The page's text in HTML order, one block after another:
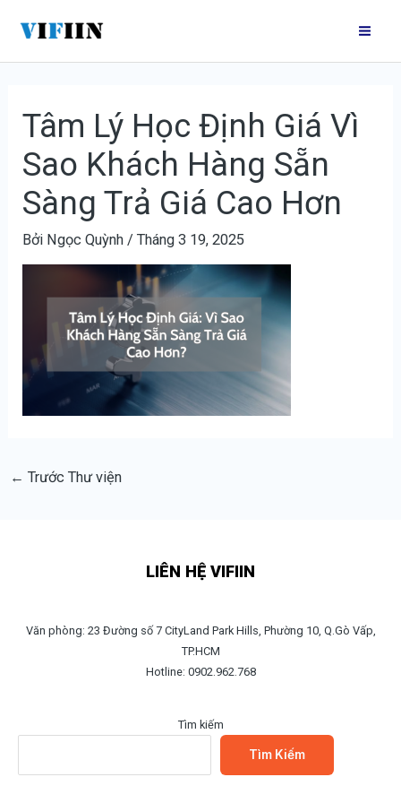
nội
Tâm Lý Học Định Giá Vì
Sao Khách Hàng Sẵn
Sàng Trả Giá Cao Hơn
Bởi Ngọc Quỳnh /Tháng 3 19, 2025
hướng
bài
← Trước Thư viện
LIÊN HỆ VIFIIN
Văn phòng: 23 Đường số 7 CityLand Park Hills, Phường 10, Q.Gò Vấp,
TP.HCM
Hotline: 0902.962.768
Tìm kiếm
Tìm Kiếm